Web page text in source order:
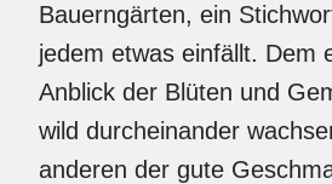
Bauerngärten, ein
jedem etwas einfällt. Dem
Anblick der Blüten und
wild durcheinander
anderen der gute